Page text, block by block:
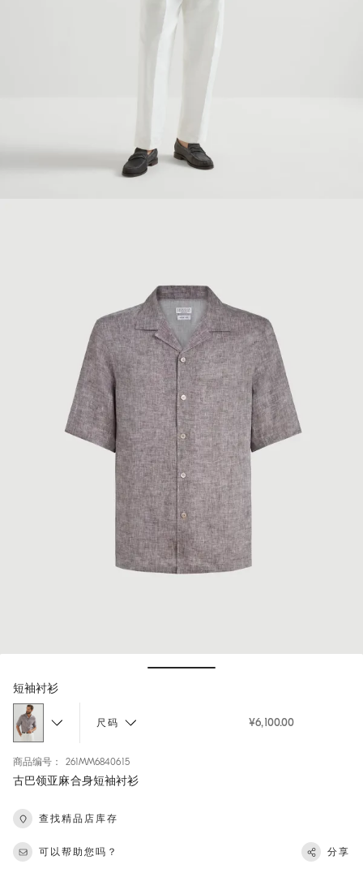
短袖衬衫
尺码 ¥6,100.00
商品编号： 261MM6840615
古巴领亚麻合身短袖衬衫
查找精品店库存
可以帮助您吗？ 分享